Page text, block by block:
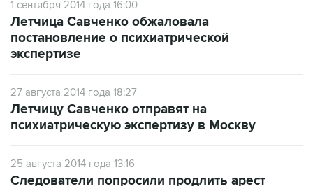
постановление о психиатрической
экспертизе
27 августа 2014 года 18:27
психиатрическую экспертизу в Москву
25 августа 2014 года 13:16
украинской летчицы Савченко